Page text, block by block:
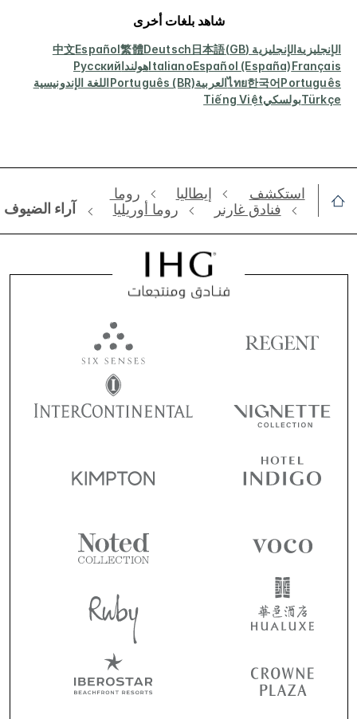
شاهد بلغات أخرى
الإنجليزيةالإنجليزية (GB) 日本語
Deutsch
繁體
Español
中文
Français
Español (España)
ItalianoهولنداРусский
Português
한국어
ไทยالعربيةPortuguês (BR)اللغة الإندونيسية
TürkçeبولسكيTiếng Việt
استكشف إيطاليا
‫‫‫‫‫روما ‬‬‬‬‬
فنادق غارنر
روما أوريليا آراء الضيوف